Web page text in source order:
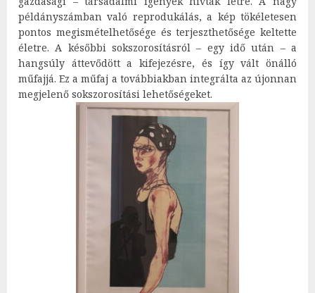
példányszámban való reprodukálás, a kép tökéletesen
pontos megismételhetősége és terjeszthetősége keltette
életre. A későbbi sokszorosításról – egy idő után – a
hangsúly áttevődött a kifejezésre, és így vált önálló
műfajjá. Ez a műfaj a továbbiakban integrálta az újonnan
megjelenő sokszorosítási lehetőségeket.